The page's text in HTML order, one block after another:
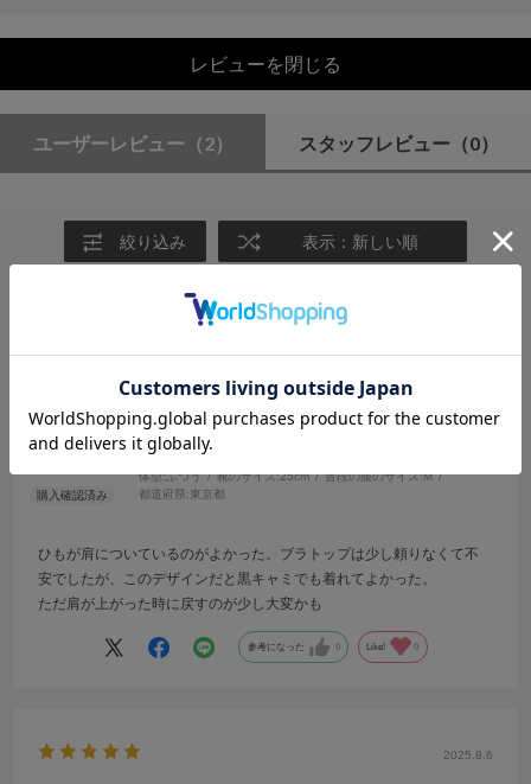
レビューを閉じる
ユーザーレビュー （2） スタッフレビュー （0）
絞り込み 表示：新しい順
な
年代:
体型:ふつう 靴のサイズ:25cm 普段の服のサイズ:M
都道府県:東京都
ひもが肩についているのがよかった。ブラトップは少し頼りなくて不
安でしたが、このデザインだと黒キャミでも着れてよかった。
ただ肩が上がった時に戻すのが少し大変かも
参考になった 0 Like! 0
2025.8.6